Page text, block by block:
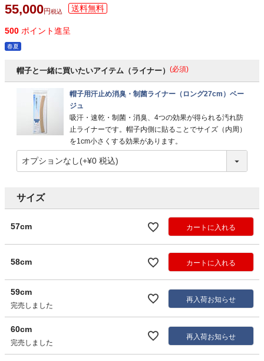
55,000 税込
500 ポイント進呈
春夏
帽子と一緒に買いたいアイテム（ライナー） (必須)
帽子用汗止め消臭・制菌ライナー（ロング27cm）ベー
ジュ
吸汗・速乾・制菌・消臭、4つの効果が得られる汚れ防
止ライナーです。帽子内側に貼ることでサイズ（内周）
を1cm小さくする効果があります。
サイズ
57cm カートに入れる
58cm カートに入れる
59cm
完売しました
再入荷お知らせ
60cm
完売しました
再入荷お知らせ